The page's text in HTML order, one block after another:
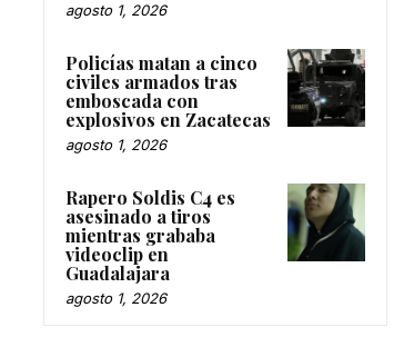
agosto 1, 2026
Policías matan a cinco
civiles armados tras
emboscada con
explosivos en Zacatecas
agosto 1, 2026
Rapero Soldis C4 es
asesinado a tiros
mientras grababa
videoclip en
Guadalajara
agosto 1, 2026